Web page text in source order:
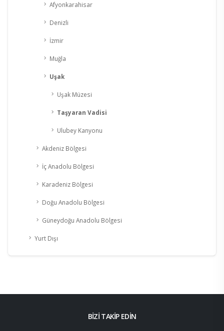
Afyonkarahisar
Denizli
İzmir
Muğla
Uşak
Uşak Müzesi
Taşyaran Vadisi
Ulubey Kanyonu
Akdeniz Bölgesi
İç Anadolu Bölgesi
Karadeniz Bölgesi
Doğu Anadolu Bölgesi
Güneydoğu Anadolu Bölgesi
Yurt Dışı
BİZİ TAKİP EDİN